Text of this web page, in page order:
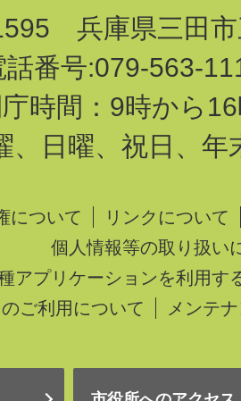
兵庫県三田市
話番号:079-563-
庁時間：9時から
、日曜、祝日、年
について
リンクについて
個人情報等の取り扱い
アプリケーションを利用す
ご利用について
メンテ